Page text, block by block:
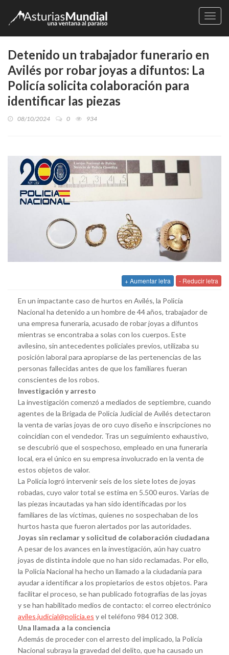
Detenido un trabajador funerario en
Avilés por robar joyas a difuntos: La
Policía solicita colaboración para
identificar las piezas
08/10/2024 0 934
+ Aumentar letra - Reducir letra
En un impactante caso de hurtos en Avilés, la Policía
Nacional ha detenido a un hombre de 44 años, trabajador de
una empresa funeraria, acusado de robar joyas a difuntos
mientras se encontraba a solas con los cuerpos. Este
avilesino, sin antecedentes policiales previos, utilizaba su
posición laboral para apropiarse de las pertenencias de las
personas fallecidas antes de que los familiares fueran
conscientes de los robos.
Investigación y arresto
La investigación comenzó a mediados de septiembre, cuando
agentes de la Brigada de Policía Judicial de Avilés detectaron
la venta de varias joyas de oro cuyo diseño e inscripciones no
coincidían con el vendedor. Tras un seguimiento exhaustivo,
se descubrió que el sospechoso, empleado en una funeraria
local, era el único en su empresa involucrado en la venta de
estos objetos de valor.
La Policía logró intervenir seis de los siete lotes de joyas
robadas, cuyo valor total se estima en 5.500 euros. Varias de
las piezas incautadas ya han sido identificadas por los
familiares de las víctimas, quienes no sospechaban de los
hurtos hasta que fueron alertados por las autoridades.
Joyas sin reclamar y solicitud de colaboración ciudadana
A pesar de los avances en la investigación, aún hay cuatro
joyas de distinta índole que no han sido reclamadas. Por ello,
la Policía Nacional ha hecho un llamado a la ciudadanía para
ayudar a identificar a los propietarios de estos objetos. Para
facilitar el proceso, se han publicado fotografías de las joyas
y se han habilitado medios de contacto: el correo electrónico
aviles.judicial@policia.es y el teléfono 984 012 308.
Una llamada a la conciencia
Además de proceder con el arresto del implicado, la Policía
Nacional subraya la gravedad del delito, que ha causado un